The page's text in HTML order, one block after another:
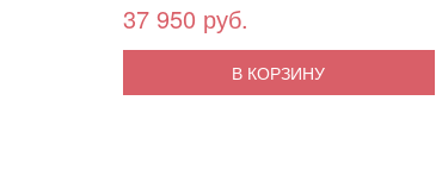
37 950 руб.
В КОРЗИНУ